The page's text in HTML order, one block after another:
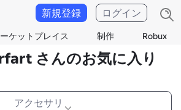
ケットプレイス 制作 Robux
新規登録 ログイン
さんのお気に入り
アクセサリ